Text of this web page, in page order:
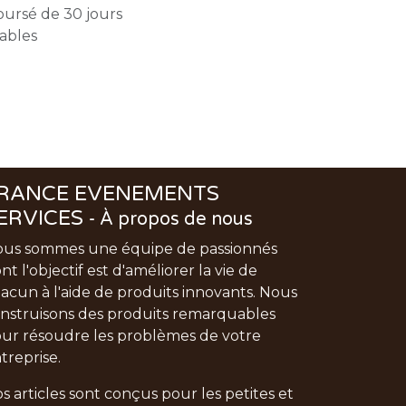
de 30 jours
EVENEMENTS
- À propos de nous
sommes une équipe de passionnés
l'objectif est d'améliorer la vie de
à l'aide de produits innovants. Nous
des produits remarquables
résoudre les problèmes de votre
articles sont conçus pour les petites et